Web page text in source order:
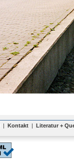
| Kontakt | Literatur +